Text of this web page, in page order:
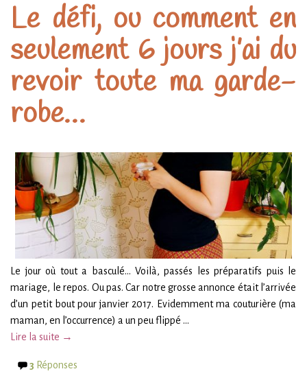
Le défi, ou comment en
seulement 6 jours j’ai du
revoir toute ma garde-
robe…
Le jour où tout a basculé… Voilà, passés les préparatifs puis le
mariage, le repos. Ou pas. Car notre grosse annonce était l’arrivée
d’un petit bout pour janvier 2017. Evidemment ma couturière (ma
maman, en l’occurrence) a un peu flippé …
Lire la suite →
3 Réponses